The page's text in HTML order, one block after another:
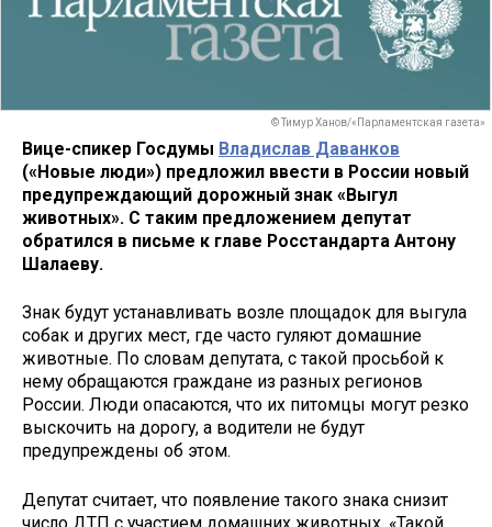
© Тимур Ханов/«Парламентская газета»
Вице-спикер Госдумы Владислав Даванков
(«Новые люди») предложил ввести в России новый
предупреждающий дорожный знак «Выгул
животных». С таким предложением депутат
обратился в письме к главе Росстандарта Антону
Шалаеву.
Знак будут устанавливать возле площадок для выгула
собак и других мест, где часто гуляют домашние
животные. По словам депутата, с такой просьбой к
нему обращаются граждане из разных регионов
России. Люди опасаются, что их питомцы могут резко
выскочить на дорогу, а водители не будут
предупреждены об этом.
Депутат считает, что появление такого знака снизит